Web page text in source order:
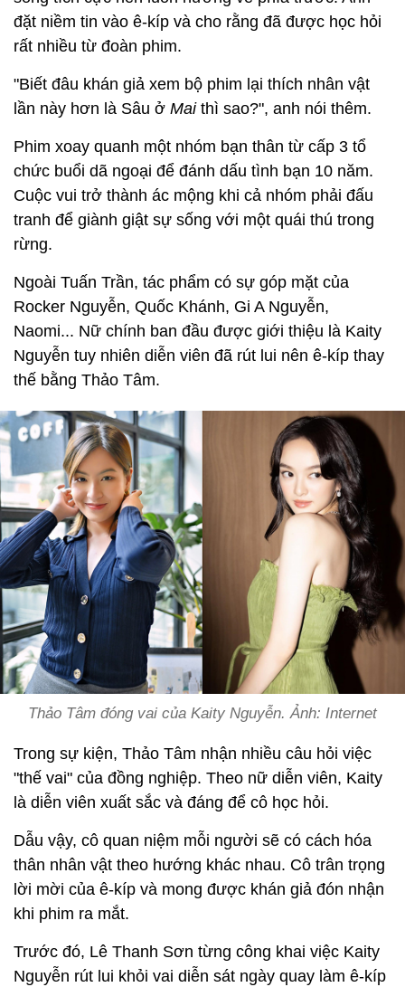
đặt niềm tin vào ê-kíp và cho rằng đã được học hỏi
rất nhiều từ đoàn phim.
"Biết đâu khán giả xem bộ phim lại thích nhân vật
lần này hơn là Sâu ở Maithì sao?", anh nói thêm.
Phim xoay quanh một nhóm bạn thân từ cấp 3 tổ
chức buổi dã ngoại để đánh dấu tình bạn 10 năm.
Cuộc vui trở thành ác mộng khi cả nhóm phải đấu
tranh để giành giật sự sống với một quái thú trong
rừng.
Ngoài Tuấn Trần, tác phẩm có sự góp mặt của
Rocker Nguyễn, Quốc Khánh, Gi A Nguyễn,
Naomi... Nữ chính ban đầu được giới thiệu là Kaity
Nguyễn tuy nhiên diễn viên đã rút lui nên ê-kíp thay
thế bằng Thảo Tâm.
Thảo Tâm đóng vai của Kaity Nguyễn. Ảnh: Internet
Trong sự kiện, Thảo Tâm nhận nhiều câu hỏi việc
"thế vai" của đồng nghiệp. Theo nữ diễn viên, Kaity
là diễn viên xuất sắc và đáng để cô học hỏi.
Dẫu vậy, cô quan niệm mỗi người sẽ có cách hóa
thân nhân vật theo hướng khác nhau. Cô trân trọng
lời mời của ê-kíp và mong được khán giả đón nhận
khi phim ra mắt.
Trước đó, Lê Thanh Sơn từng công khai việc Kaity
Nguyễn rút lui khỏi vai diễn sát ngày quay làm ê-kíp